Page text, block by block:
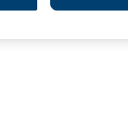
su vida,